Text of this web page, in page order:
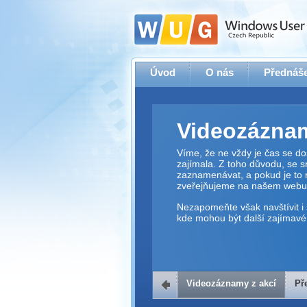
Úvod O nás
Víme, že ne vždy je čas se
zajímala. Z toho důvodu, se
zaznamenávat, a pokud je to
zveřejňujeme na našem webu.
Nezapomeňte však navštívit i
kde mohou být další zajímavé
Přehrávač
Videozáznamy z akcí